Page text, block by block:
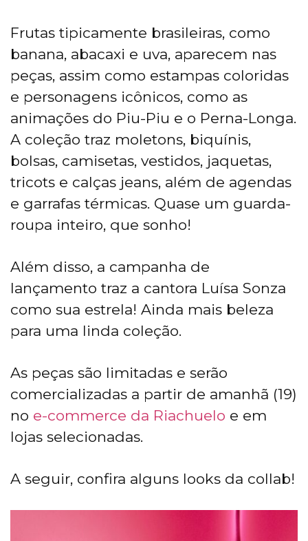
Frutas tipicamente brasileiras, como
banana, abacaxi e uva, aparecem nas
peças, assim como estampas coloridas
e personagens icônicos, como as
animações do Piu-Piu e o Perna-Longa.
A coleção traz moletons, biquínis,
bolsas, camisetas, vestidos, jaquetas,
tricots e calças jeans, além de agendas
e garrafas térmicas. Quase um guarda-
roupa inteiro, que sonho!
Além disso, a campanha de
lançamento traz a cantora Luísa Sonza
como sua estrela! Ainda mais beleza
para uma linda coleção.
As peças são limitadas e serão
comercializadas a partir de amanhã (19)
no e-commerce da Riachuelo e em
lojas selecionadas.
A seguir, confira alguns looks da collab!